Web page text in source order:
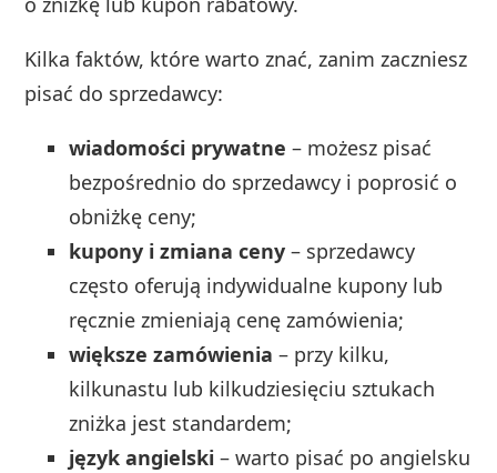
Kilka faktów, które warto znać, zanim zaczniesz
pisać do sprzedawcy:
wiadomości prywatne – możesz pisać
bezpośrednio do sprzedawcy i poprosić o
obniżkę ceny;
kupony i zmiana ceny – sprzedawcy
często oferują indywidualne kupony lub
ręcznie zmieniają cenę zamówienia;
większe zamówienia – przy kilku,
kilkunastu lub kilkudziesięciu sztukach
zniżka jest standardem;
język angielski – warto pisać po angielsku